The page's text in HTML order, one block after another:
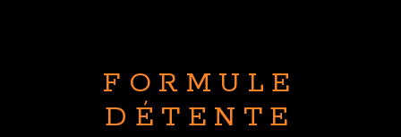
FORMULE
DÉTENTE